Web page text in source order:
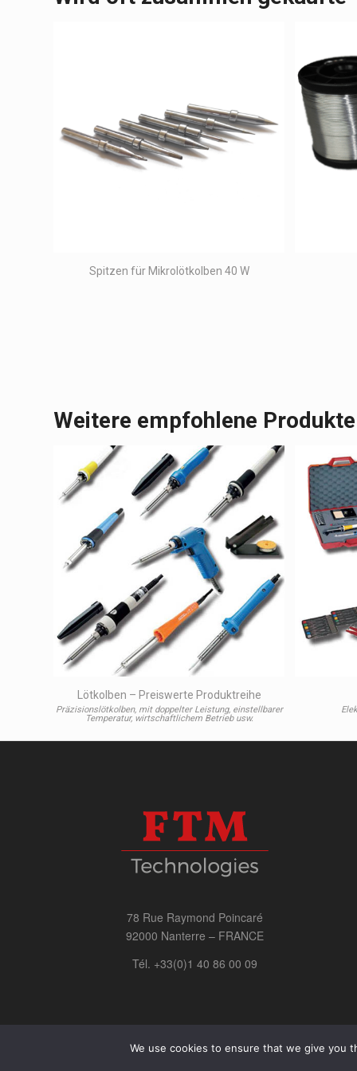
Spitzen für Mikrolötkolben 40 W
Weitere empfohlene Produkte
Lötkolben – Preiswerte Produktreihe
Präzisionslötkolben, mit doppelter Leistung, einstellbarer
Temperatur, wirtschaftlichem Betrieb usw.
78 Rue Raymond Poincaré
92000 Nanterre – FRANCE
Tél. +33(0)1 40 86 00 09
Das Unternehmen Unsere Produkte
We use cookies to ensure that we give you